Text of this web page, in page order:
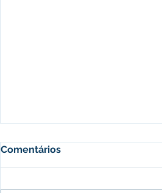
Comentários